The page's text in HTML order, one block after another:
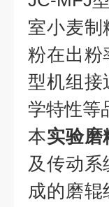
室小麦制
粉在出粉
型机组接
学特性等
本实验磨
及传动系
成的磨